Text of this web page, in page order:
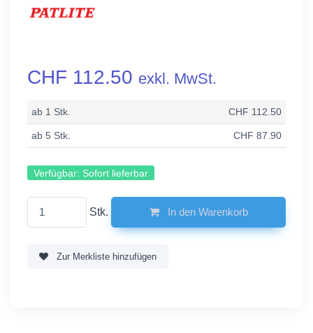
CHF 112.50 exkl. MwSt.
ab 1 Stk. CHF 112.50
ab 5 Stk. CHF 87.90
Verfügbar: Sofort lieferbar
Stk. In den Warenkorb
Zur Merkliste hinzufügen